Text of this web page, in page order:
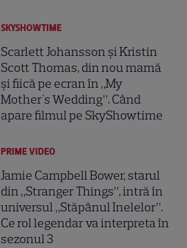
SKYSHOWTIME
Scarlett Johansson și Kristin
Scott Thomas, din nou mamă
și fiică pe ecran în „My
Mother's Wedding”. Când
apare filmul pe SkyShowtime
PRIME VIDEO
Jamie Campbell Bower, starul
din „Stranger Things”, intră în
universul „Stăpânul Inelelor”.
Ce rol legendar va interpreta în
sezonul 3